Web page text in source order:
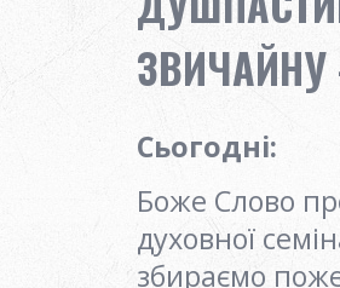
ЗВИЧАЙНУ
Сьогодні:
Боже Слово
духовної
збираємо